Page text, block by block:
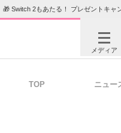
🎁 Switch 2もあたる！ プレゼントキャ
メディア
TOP ニュー